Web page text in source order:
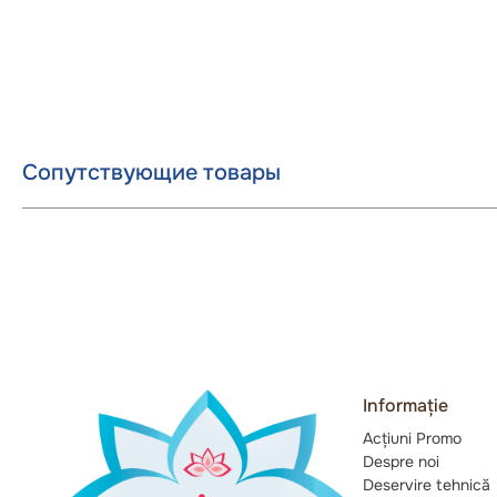
Сопутствующие товары
Informație
Acțiuni Promo
Despre noi
Deservire tehnică